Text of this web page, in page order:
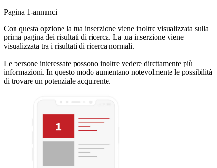
Pagina 1-annunci
Con questa opzione la tua inserzione viene inoltre visualizzata sulla
prima pagina dei risultati di ricerca. La tua inserzione viene
visualizzata tra i risultati di ricerca normali.
Le persone interessate possono inoltre vedere direttamente più
informazioni. In questo modo aumentano notevolmente le possibilità
di trovare un potenziale acquirente.